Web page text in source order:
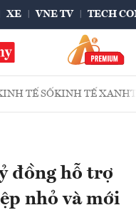
XE VNE TV TECH
TẾ SỐKINH TẾ XANH
đồng hỗ trợ
nhỏ và mới